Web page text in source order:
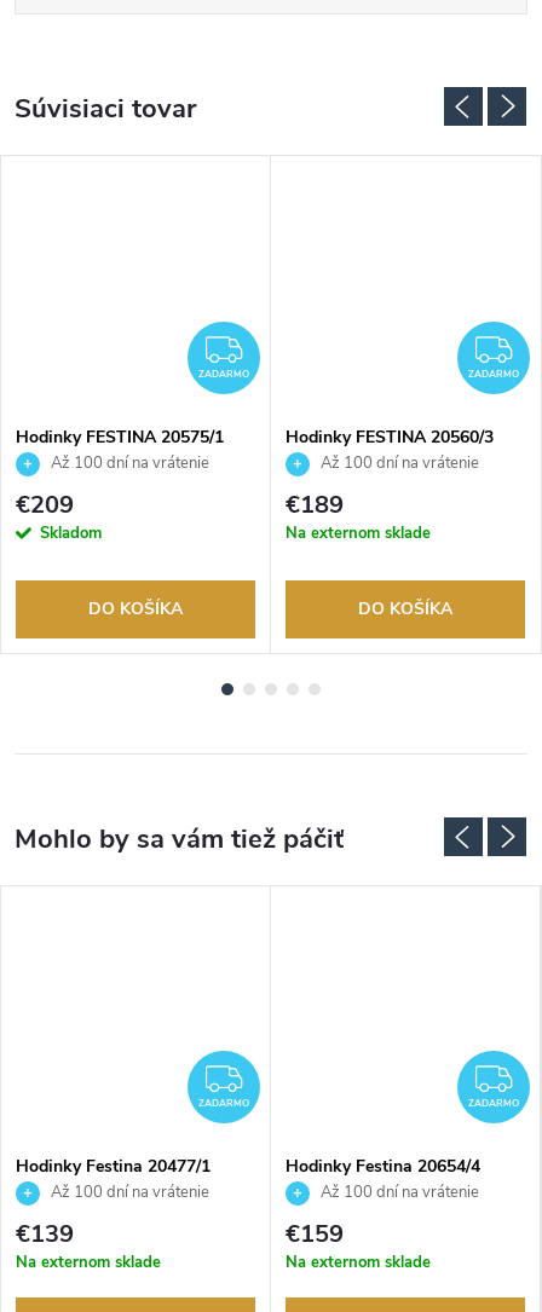
Súvisiaci tovar
ZADARMO
ZADARMO
Hodinky FESTINA 20575/1
Až 100 dní na vrátenie
tovaru. Autorizovaný predajca.
€209
Skladom
DO KOŠÍKA
ZADARMO
Hodinky FESTINA 20560/3
Až 100 dní na vrátenie
tovaru. Autorizovaný predajca.
€189
Na externom sklade
DO KOŠÍKA
ZADARMO
ZADARMO
Hodinky Festina 20477/1
Až 100 dní na vrátenie
tovaru. Autorizovaný predajca.
€139
Na externom sklade
ZADARMO
Hodinky Festina 20654/4
Až 100 dní na vrátenie
tovaru. Autorizovaný predajca.
€159
Na externom sklade